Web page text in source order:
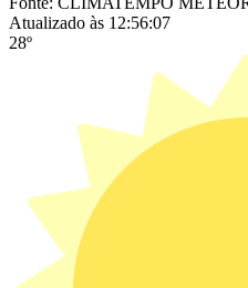
Atualizado às 12:56:07
28º